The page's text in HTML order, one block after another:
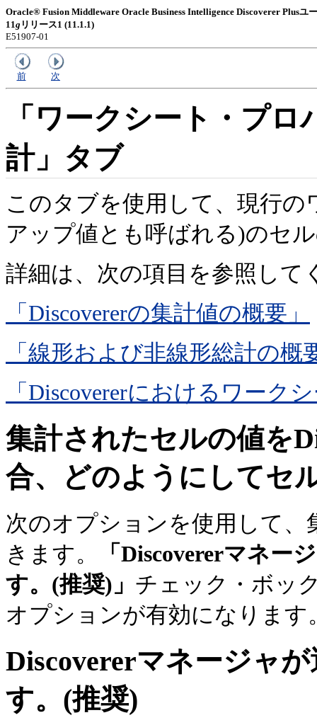
Oracle® Fusion Middleware Oracle Business Intelligence Discoverer Plusユ
11g リリース1 (11.1.1)
E51907-01
前 次
「ワークシート・プ
計」タブ
このタブを使用して、現行
アップ値とも呼ばれる)のセ
詳細は、次の項目を参照して
「Discovererの集計値の概要」
「線形および非線形総計の概
「Discovererにおけるワーク
集計されたセルの値を
合、どのようにしてセ
次のオプションを使用して
きます。
「Discovererマネー
す。(推奨)」 チェック・ボッ
オプションが有効になります
Discovererマネージャ
す。(推奨)